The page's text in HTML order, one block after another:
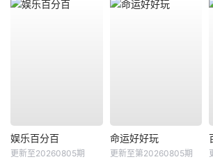
娱乐百分百
更新至20260805期
命运好好玩
更新至第20260805期